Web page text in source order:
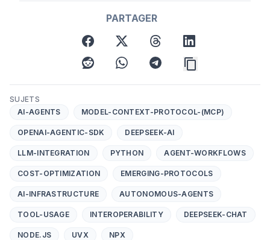
PARTAGER
facebook
x threads linkedin
reddit whatsapptelegram
SUJETS
AI-AGENTS
MODEL-CONTEXT-PROTOCOL-(MCP)
OPENAI-AGENTIC-SDK DEEPSEEK-AI
LLM-INTEGRATION PYTHON AGENT-WORKFLOWS
COST-OPTIMIZATION EMERGING-PROTOCOLS
AI-INFRASTRUCTURE AUTONOMOUS-AGENTS
TOOL-USAGE INTEROPERABILITY DEEPSEEK-CHAT
NODE.JS UVX NPX